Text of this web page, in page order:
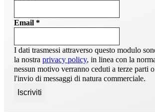
Email *
I dati trasmessi attraverso questo modulo
la nostra privacy policy, in linea con la
nessun motivo verranno ceduti a terze parti
l'invio di messaggi di natura commerciale.